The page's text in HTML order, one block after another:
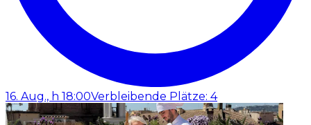
16. Aug., h 18:00Verbleibende Plätze: 4